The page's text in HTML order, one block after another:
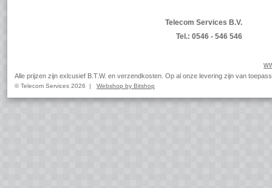
Telecom Services B.V.
Tel.: 0546 - 546 546
Alle prijzen zijn exlcusief B.T.W. en verzendkosten. Op al onze levering zijn van
© Telecom Services 2026 | Webshop by Bitshop